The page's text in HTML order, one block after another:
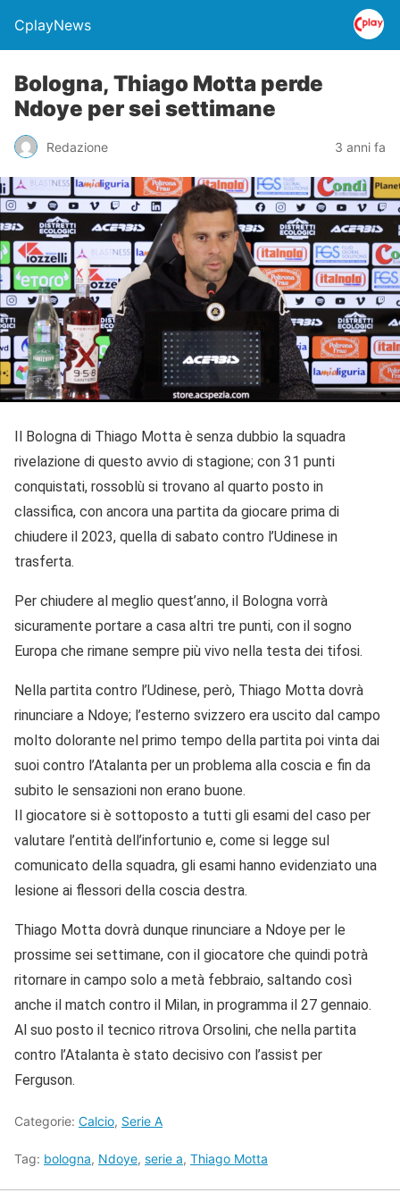
CplayNews
Bologna, Thiago Motta perde
Ndoye per sei settimane
Redazione 3 anni fa
Il Bologna di Thiago Motta è senza dubbio la squadra
rivelazione di questo avvio di stagione; con 31 punti
conquistati, rossoblù si trovano al quarto posto in
classifica, con ancora una partita da giocare prima di
chiudere il 2023, quella di sabato contro l’Udinese in
trasferta.
Per chiudere al meglio quest’anno, il Bologna vorrà
sicuramente portare a casa altri tre punti, con il sogno
Europa che rimane sempre più vivo nella testa dei tifosi.
Nella partita contro l’Udinese, però, Thiago Motta dovrà
rinunciare a Ndoye; l’esterno svizzero era uscito dal campo
molto dolorante nel primo tempo della partita poi vinta dai
suoi contro l’Atalanta per un problema alla coscia e fin da
subito le sensazioni non erano buone.
Il giocatore si è sottoposto a tutti gli esami del caso per
valutare l’entità dell’infortunio e, come si legge sul
comunicato della squadra, gli esami hanno evidenziato una
lesione ai flessori della coscia destra.
Thiago Motta dovrà dunque rinunciare a Ndoye per le
prossime sei settimane, con il giocatore che quindi potrà
ritornare in campo solo a metà febbraio, saltando così
anche il match contro il Milan, in programma il 27 gennaio.
Al suo posto il tecnico ritrova Orsolini, che nella partita
contro l’Atalanta è stato decisivo con l’assist per
Ferguson.
Categorie: Calcio, Serie A
Tag: bologna, Ndoye, serie a, Thiago Motta